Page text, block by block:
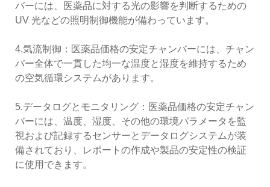
バーには、医薬品に対する光の影響を判断するための
UV 光などの照明制御機能が備わっています。
4.気流制御：医薬品価格の安定チャンバーには、チャン
バー全体で一貫した均一な温度と湿度を維持するため
の空気循環システムがあります。
5.データログとモニタリング：医薬品価格の安定チャン
バーには、温度、湿度、その他の環境パラメータを監
視および記録するセンサーとデータログシステムが装
備されており、レポートの作成や製品の安定性の検証
に使用できます。